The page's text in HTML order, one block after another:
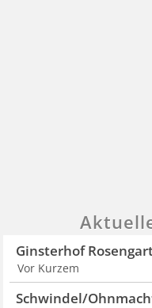
Ginsterhof
Vor Kurzem
Schwindel/